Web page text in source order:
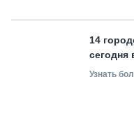
14
сегодня
Узнать